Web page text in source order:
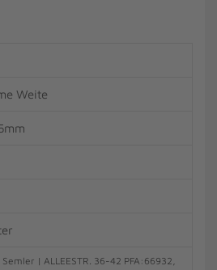
Weite
Semler | ALLEESTR. 36-42 PFA:66932,